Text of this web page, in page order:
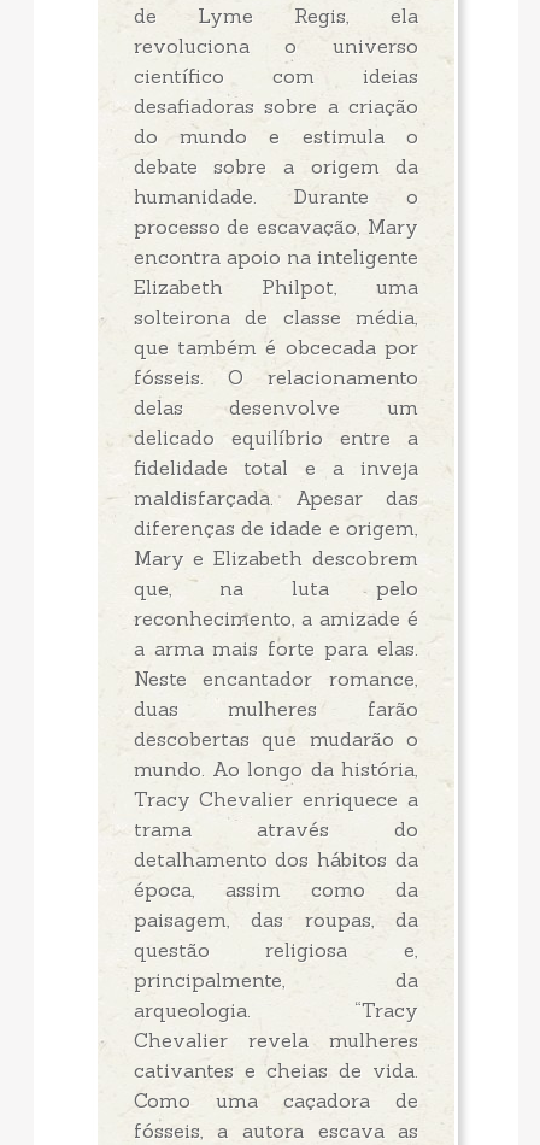
de Lyme Regis, ela
revoluciona o universo
científico com ideias
desafiadoras sobre a criação
do mundo e estimula o
debate sobre a origem da
humanidade. Durante o
processo de escavação, Mary
encontra apoio na inteligente
Elizabeth Philpot, uma
solteirona de classe média,
que também é obcecada por
fósseis. O relacionamento
delas desenvolve um
delicado equilíbrio entre a
fidelidade total e a inveja
maldisfarçada. Apesar das
diferenças de idade e origem,
Mary e Elizabeth descobrem
que, na luta pelo
reconhecimento, a amizade é
a arma mais forte para elas.
Neste encantador romance,
duas mulheres farão
descobertas que mudarão o
mundo. Ao longo da história,
Tracy Chevalier enriquece a
trama através do
detalhamento dos hábitos da
época, assim como da
paisagem, das roupas, da
questão religiosa e,
principalmente, da
arqueologia. “Tracy
Chevalier revela mulheres
cativantes e cheias de vida.
Como uma caçadora de
fósseis, a autora escava as